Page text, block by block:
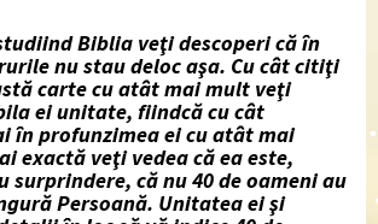
Biblia veţi descoperi că în
nu stau deloc aşa. Cu cât citiţi
carte cu atât mai mult veţi
ei unitate, fiindcă cu cât
în profunzimea ei cu atât mai
exactă veţi vedea că ea este,
surprindere, că nu 40 de oameni au
Persoană. Unitatea ei şi